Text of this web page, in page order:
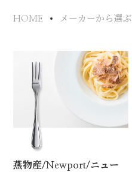
HOME メーカーから選ぶ
燕物産/Newport/ニュー